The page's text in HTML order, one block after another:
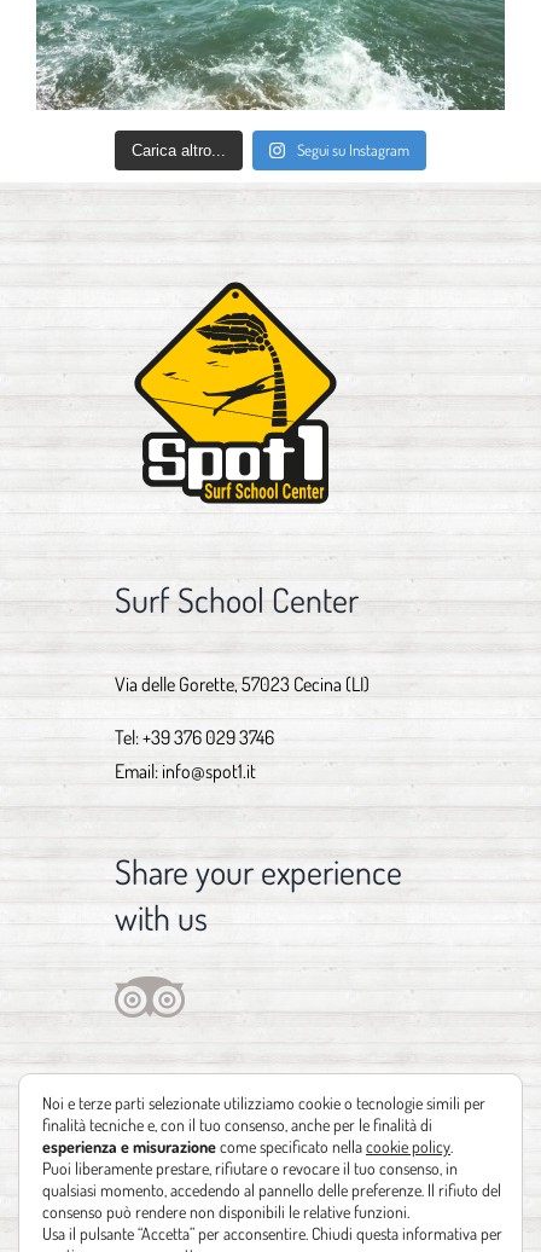
Carica altro... Segui su Instagram
Surf School Center
Via delle Gorette, 57023 Cecina (LI)
Tel:+39 376 029 3746
Email: info@spot1.it
Share your experience
with us
Noi e terze parti selezionate utilizziamo cookie o tecnologie simili per
finalità tecniche e, con il tuo consenso, anche per le finalità di
esperienza e misurazionecome specificato nellacookie policy
Puoi liberamente prestare, rifiutare o revocare il tuo consenso, in
qualsiasi momento, accedendo al pannello delle preferenze. Il rifiuto del
consenso può rendere non disponibili le relative funzioni.
Usa il pulsante “Accetta” per acconsentire. Chiudi questa informativa per